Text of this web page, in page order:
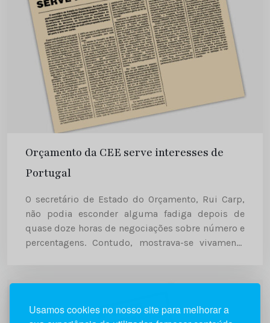
Usamos cookies no nosso site para melhorar a
Orçamento da CEE serve interesses de
Portugal
O secretário de Estado do Orçamento, Rui Carp,
não podia esconder alguma fadiga depois de
quase doze horas de negociações sobre número e
percentagens. Contudo, mostrava-se vivamente